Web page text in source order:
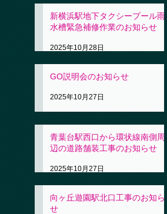
新横浜駅地下タクシープール雨
水槽緊急補修作業のお知らせ
2025年10月28日
GO説明会のお知らせ
2025年10月27日
青葉台駅西口から環状線南側周
辺の道路舗装工事のお知らせ
2025年10月27日
向ヶ丘遊園駅北口工事のお知ら
せ